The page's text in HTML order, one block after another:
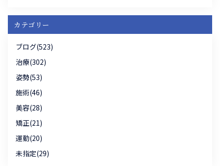
カテゴリー
ブログ(523)
治療(302)
姿勢(53)
施術(46)
美容(28)
矯正(21)
運動(20)
未指定(29)